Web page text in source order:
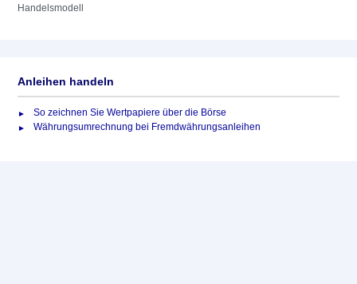
Handelsmodell
Anleihen handeln
So zeichnen Sie Wertpapiere über die Börse
Währungsumrechnung bei Fremdwährungsanleihen